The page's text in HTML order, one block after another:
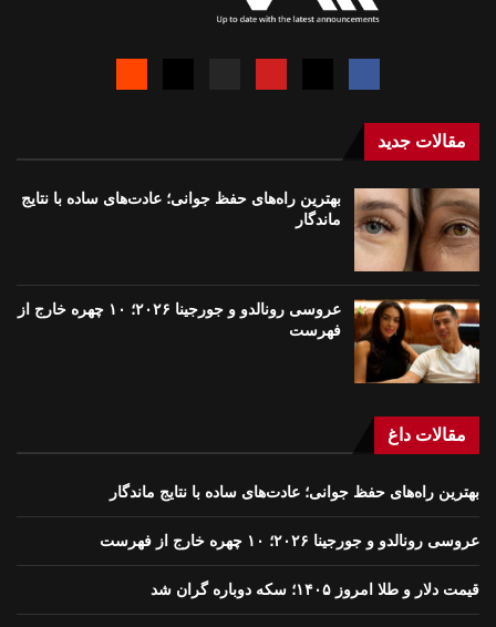
مقالات جدید
بهترین راه‌های حفظ جوانی؛ عادت‌های ساده با نتایج
ماندگار
عروسی رونالدو و جورجینا ۲۰۲۶؛ ۱۰ چهره خارج از
فهرست
مقالات داغ
بهترین راه‌های حفظ جوانی؛ عادت‌های ساده با نتایج ماندگار
عروسی رونالدو و جورجینا ۲۰۲۶؛ ۱۰ چهره خارج از فهرست
قیمت دلار و طلا امروز ۱۴۰۵؛ سکه دوباره گران شد